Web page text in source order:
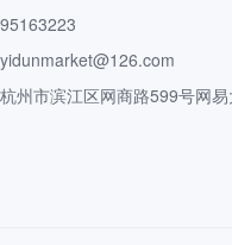
州市滨江区网商路599号网易